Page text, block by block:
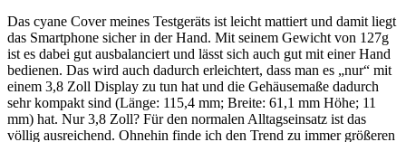
Das cyane Cover meines Testgeräts ist leicht mattiert und damit liegt
das Smartphone sicher in der Hand. Mit seinem Gewicht von 127g
ist es dabei gut ausbalanciert und lässt sich auch gut mit einer Hand
bedienen. Das wird auch dadurch erleichtert, dass man es „nur“ mit
einem 3,8 Zoll Display zu tun hat und die Gehäusemaße dadurch
sehr kompakt sind (Länge: 115,4 mm; Breite: 61,1 mm Höhe; 11
mm) hat. Nur 3,8 Zoll? Für den normalen Alltagseinsatz ist das
völlig ausreichend. Ohnehin finde ich den Trend zu immer größeren